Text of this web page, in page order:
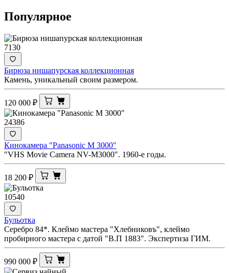
Популярное
7130
Бирюза нишапурская коллекционная
Камень, уникальный своим размером.
120 000 ₽
24386
Кинокамера "Panasonic M 3000"
"VHS Movie Camera NV-M3000". 1960-е годы.
18 200 ₽
10540
Бульотка
Серебро 84*. Клеймо мастера "Хлебниковъ", клеймо
пробирного мастера с датой "В.П 1883". Экспертиза ГИМ.
990 000 ₽